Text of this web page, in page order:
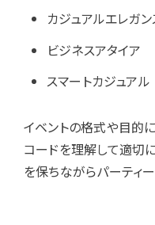
カジュアルエレガン
ビジネスアタイア
スマートカジュアル
イベントの格式や目的
コードを理解して適切
を保ちながらパーティ